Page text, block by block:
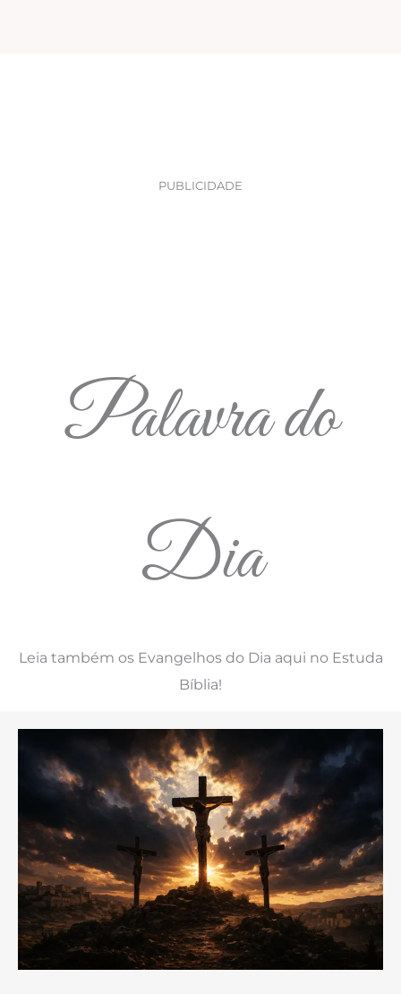
PUBLICIDADE
Palavra do
Dia
Leia também os Evangelhos do Dia aqui no Estuda
Bíblia!